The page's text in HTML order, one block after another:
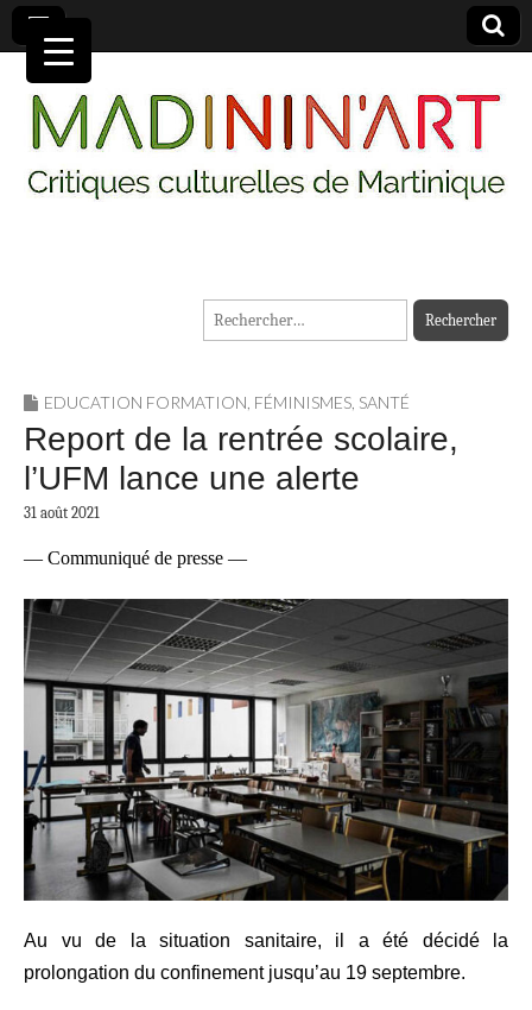
MADININ'ART
Rechercher :
EDUCATION FORMATION, FÉMINISMES, SANTÉ
Report de la rentrée scolaire,
l’UFM lance une alerte
31 août 2021
— Communiqué de presse —
Au vu de la situation sanitaire, il a été décidé la
prolongation du confinement jusqu’au 19 septembre.